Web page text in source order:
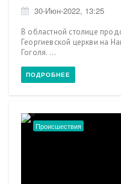
30-Июн-2022, 13:25
В областной столице
Георгиевской церкви на
Гоголя. ...
ПОДРОБНЕЕ
Происшествия